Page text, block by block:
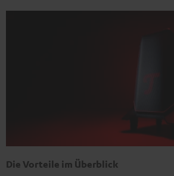
Die Vorteile im Überblick